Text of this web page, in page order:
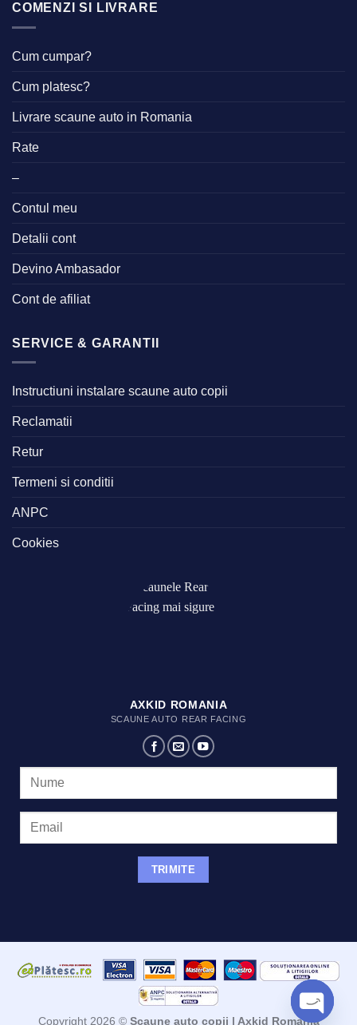
COMENZI SI LIVRARE
Cum cumpar?
Cum platesc?
Livrare scaune auto in Romania
Rate
–
Contul meu
Detalii cont
Devino Ambasador
Cont de afiliat
SERVICE & GARANTII
Instructiuni instalare scaune auto copii
Reclamatii
Retur
Termeni si conditii
ANPC
Cookies
AXKID ROMANIA
SCAUNE AUTO REAR FACING
Copyright 2026 © Scaune auto copii | Axkid Romania